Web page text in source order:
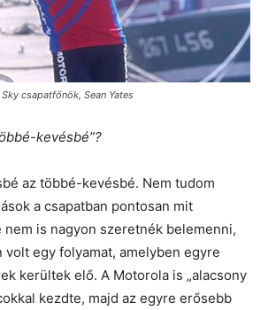
csapatfőnök, Sean Yates
kevésbé”?
az többé-kevésbé. Nem tudom
a csapatban pontosan mit
nem is nagyon szeretnék belemenni,
volt egy folyamat, amelyben egyre
kerültek elő. A Motorola is „alacsony
kezdte, majd az egyre erősebb